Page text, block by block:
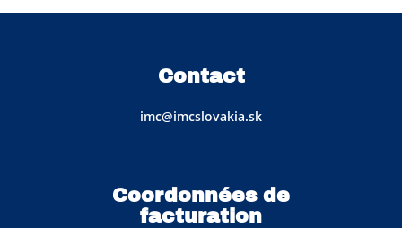
Contact
imc@imcslovakia.sk
Coordonnées de
facturation